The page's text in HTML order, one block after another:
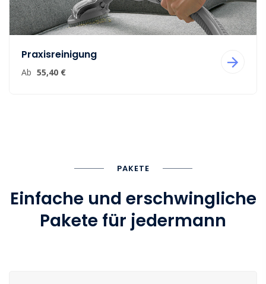
Praxisreinigung
Ab 55,40 €
PAKETE
Einfache und erschwingliche
Pakete für jedermann